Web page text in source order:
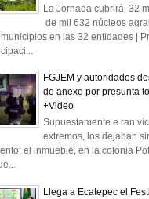
La Jornada cubrirá 32
de mil 632 núcleos
en las 32 entidades |
FGJEM y autoridades
de anexo por presunta
+Video
Supuestamente e ran
extremos, los dejaban
el inmueble, en la colonia
Llega a Ecatepec el